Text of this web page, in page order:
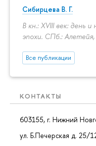
Сибирцева В. Г.
В кн.: XVIII век: день
эпохи. СПб.: Алетейя,
Все публикации
КОНТАКТЫ
603155, г. Нижний
ул. Б.Печерская д. 25/